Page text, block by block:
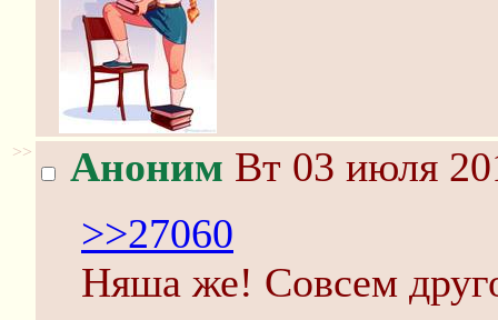
>> Аноним Вт 03 июля
>>27060
Няша же! Совсем